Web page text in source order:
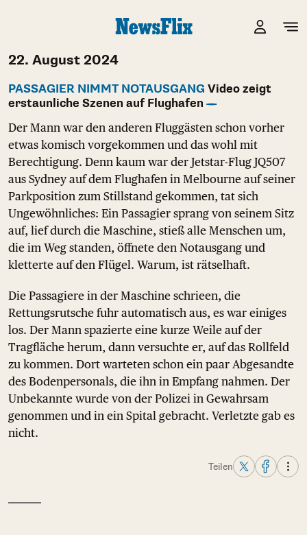
22. August 2024
PASSAGIER NIMMT NOTAUSGANG Video zeigt
erstaunliche Szenen auf Flughafen
Der Mann war den anderen Fluggästen schon vorher
etwas komisch vorgekommen und das wohl mit
Berechtigung. Denn kaum war der Jetstar-Flug JQ507
aus Sydney auf dem Flughafen in Melbourne auf seiner
Parkposition zum Stillstand gekommen, tat sich
Ungewöhnliches: Ein Passagier sprang von seinem Sitz
auf, lief durch die Maschine, stieß alle Menschen um,
die im Weg standen, öffnete den Notausgang und
kletterte auf den Flügel. Warum, ist rätselhaft.
Die Passagiere in der Maschine schrieen, die
Rettungsrutsche fuhr automatisch aus, es war einiges
los. Der Mann spazierte eine kurze Weile auf der
Tragfläche herum, dann versuchte er, auf das Rollfeld
zu kommen. Dort warteten schon ein paar Abgesandte
des Bodenpersonals, die ihn in Empfang nahmen. Der
Unbekannte wurde von der Polizei in Gewahrsam
genommen und in ein Spital gebracht. Verletzte gab es
nicht.
Teilen